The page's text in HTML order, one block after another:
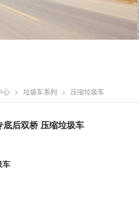
心 > 垃圾车系列 > 压缩垃圾车
后双桥 压缩垃圾车
车